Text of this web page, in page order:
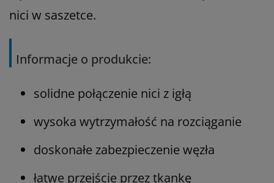
nici w saszetce.
Informacje o produkcie:
solidne połączenie nici z igłą
wysoka wytrzymałość na rozciąganie
doskonałe zabezpieczenie węzła
łatwe przejście przez tkankę